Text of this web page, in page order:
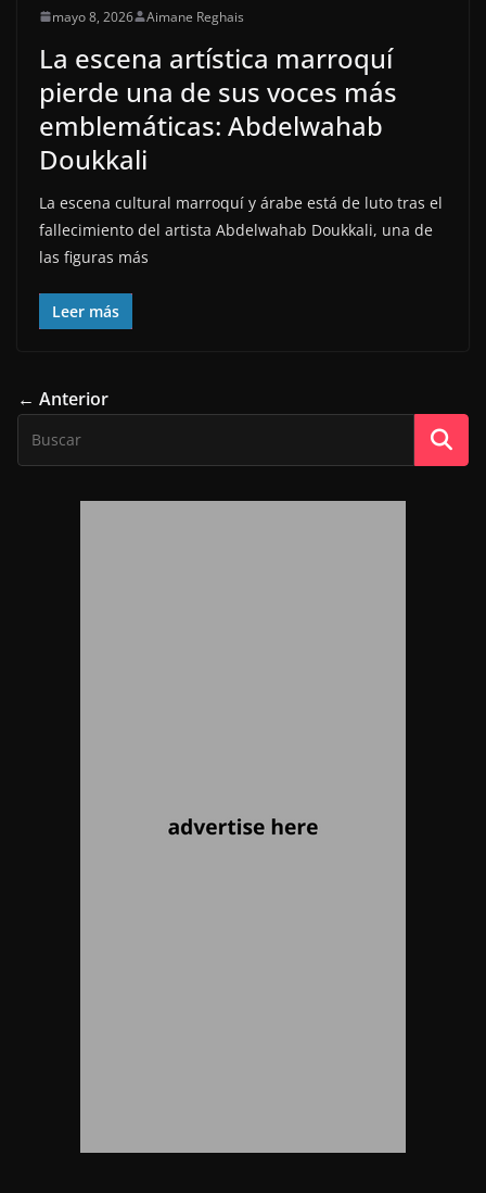
mayo 8, 2026 Aimane Reghais
La escena artística marroquí
pierde una de sus voces más
emblemáticas: Abdelwahab
Doukkali
La escena cultural marroquí y árabe está de luto tras el
fallecimiento del artista Abdelwahab Doukkali, una de
las figuras más
Leer más
← Anterior